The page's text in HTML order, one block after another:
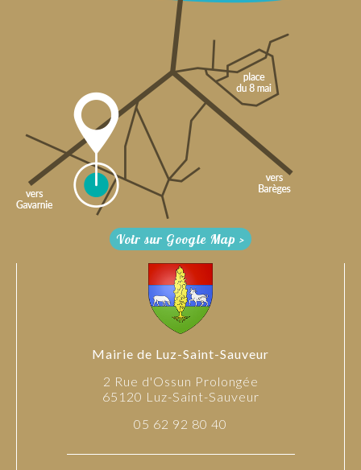
Voir sur Google Map >
Mairie de Luz-Saint-Sauveur
2 Rue d'Ossun Prolongée
65120 Luz-Saint-Sauveur
05 62 92 80 40